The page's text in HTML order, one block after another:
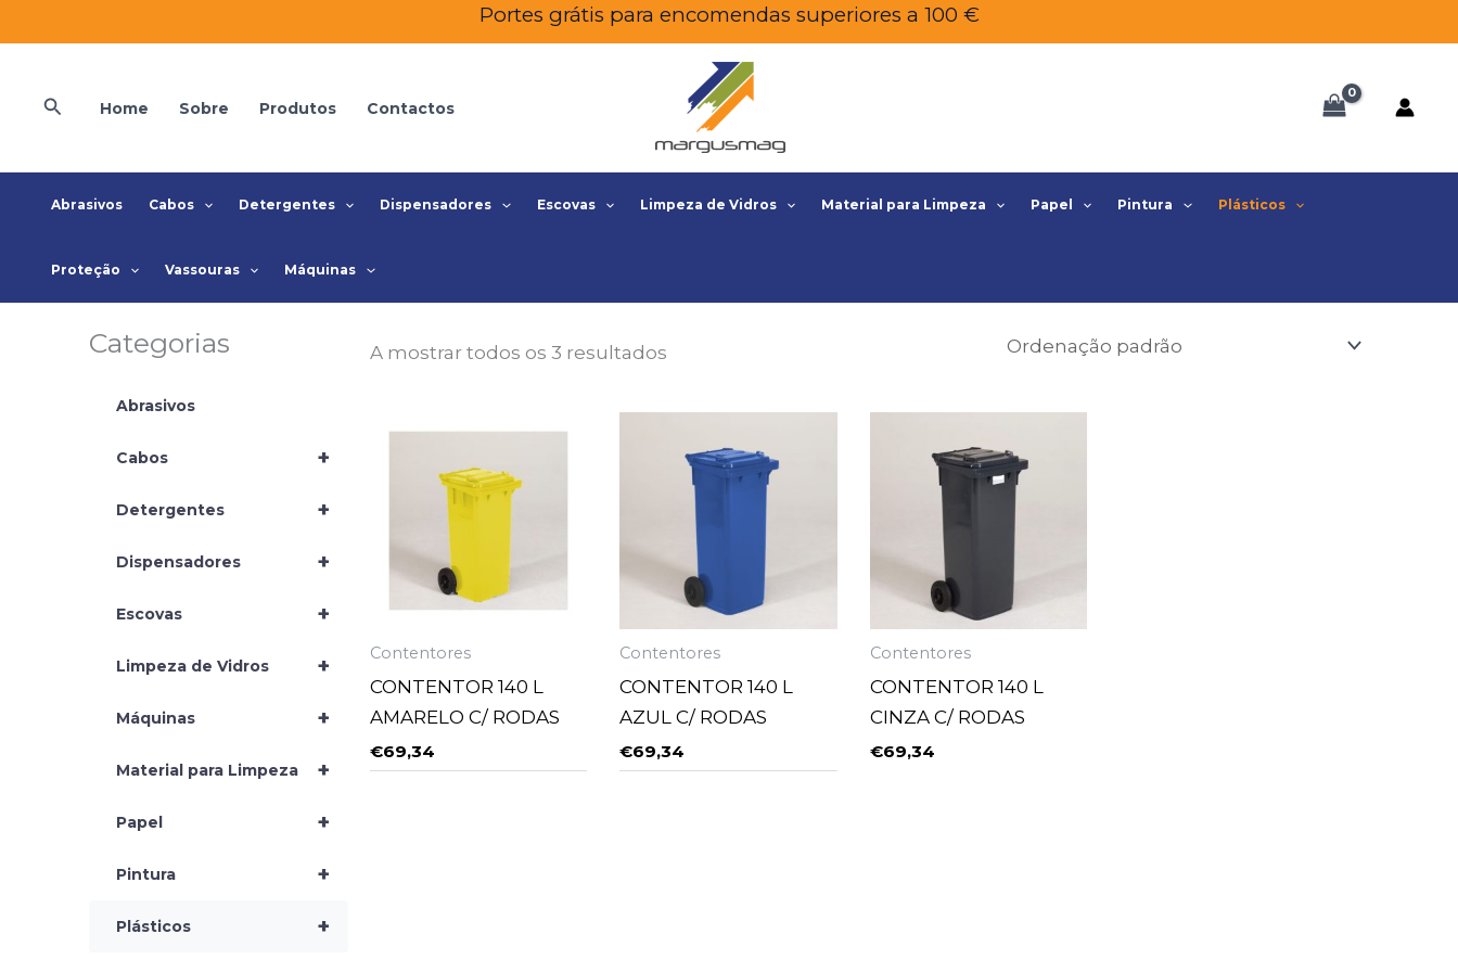
to
Portes grátis para encomendas superiores a 100 €
SearchHome Sobre Produtos Contactos
Abrasivos Cabos Detergentes Dispensadores Escovas Limpeza de Vidros Material para Limpeza Papel Pintura Plásticos
Proteção Vassouras Máquinas
Categorias
Abrasivos
+
Cabos
+
Detergentes
+
Dispensadores
+
Escovas
+
Limpeza de Vidros
+
Máquinas
+
Material para Limpeza
+
Papel
+
Pintura
+
Plásticos
A mostrar todos os 3 resultados
Contentores
CONTENTOR 140 L
AMARELO C/ RODAS
€69,34
Contentores
CONTENTOR 140 L
AZUL C/ RODAS
€69,34
Contentores
CONTENTOR 140 L
CINZA C/ RODAS
€69,34